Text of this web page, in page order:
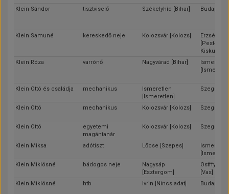
Klein Sándor tisztviselő Székelyhíd [Bihar] Budapest
Klein Samuné kereskedő neje Kolozsvár [Kolozs]
[Pest-
Kiskun]
Klein Róza
varrónő Nagyvárad [Bihar]
Klein Ottó és családja mechanikus
Ismeretlen
[Ismeretlen]
Szeged
Klein Ottó mechanikus Kolozsvár [Kolozs] Szeged
Klein Ottó
egyetemi
magántanár
Kolozsvár [Kolozs] Szeged
Klein Miksa adótiszt Lőcse [Szepes]
Klein Miklósné
bádogos neje
Nagysáp
[Esztergom]
[Vas]
Klein Miklósné
htb Ivrin [Nincs adat] Budapest